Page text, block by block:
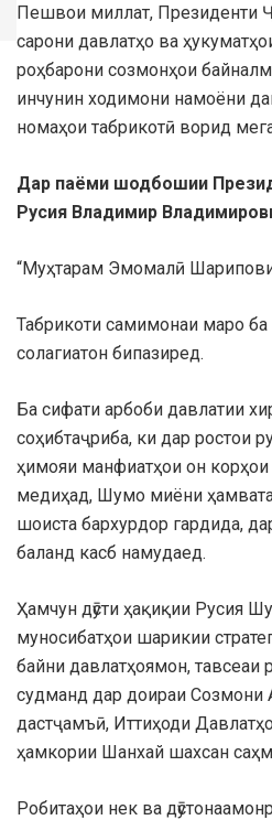
Пешвои миллат, Президенти
сарони давлатҳо ва
роҳбарони созмонҳои
инчунин ходимони намоёни
номаҳои табрикотӣ ворид
Дар паёми шодбошии
Русия Владимир
“Муҳтарам Эмомалӣ
Табрикоти самимонаи маро
солагиатон бипазиред.
Ба сифати арбоби давлатии
соҳибтаҷриба, ки дар ростои
ҳимояи манфиатҳои он
медиҳад, Шумо миёни
шоиста бархурдор гардида,
баланд касб намудаед.
Ҳамчун дӯсти ҳақиқии Русия
муносибатҳои шарикии
байни давлатҳоямон, тавсеаи
судманд дар доираи Созмони
дастҷамъӣ, Иттиҳоди
ҳамкории Шанхай шахсан
Робитаҳои нек ва